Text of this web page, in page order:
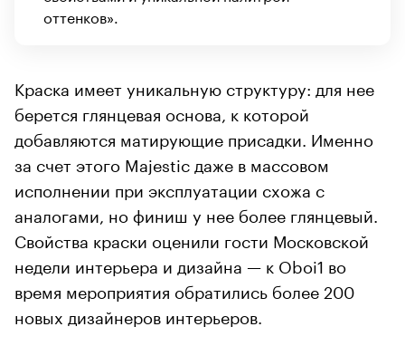
оттенков».
Краска имеет уникальную структуру: для нее
берется глянцевая основа, к которой
добавляются матирующие присадки. Именно
за счет этого Majestic даже в массовом
исполнении при эксплуатации схожа с
аналогами, но финиш у нее более глянцевый.
Свойства краски оценили гости Московской
недели интерьера и дизайна — к Oboi1 во
время мероприятия обратились более 200
новых дизайнеров интерьеров.